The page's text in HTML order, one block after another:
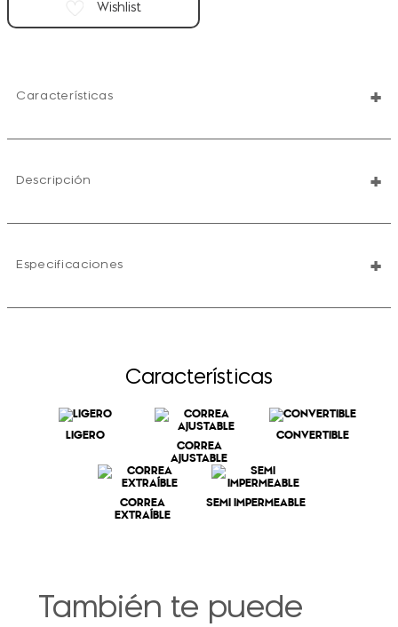
Características +
Descripción +
Especificaciones +
Características
LIGERO
CORREA
AJUSTABLE
CONVERTIBLE
CORREA
EXTRAÍBLE
SEMI IMPERMEABLE
También te puede